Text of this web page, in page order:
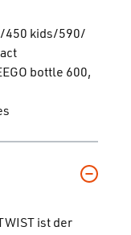
450 kids/590/
bottle 600,
ist der